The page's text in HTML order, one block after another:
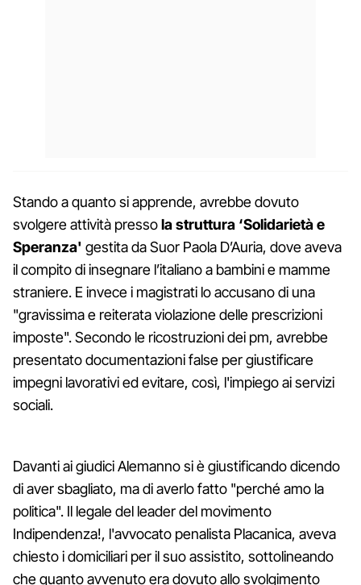
Stando a quanto si apprende, avrebbe dovuto
svolgere attività pressola struttura ‘Solidarietà e
Speranza' gestita da Suor Paola D’Auria, dove aveva
il compito di insegnare l’italiano a bambini e mamme
straniere. E invece i magistrati lo accusano di una
"gravissima e reiterata violazione delle prescrizioni
imposte". Secondo le ricostruzioni dei pm, avrebbe
presentato documentazioni false per giustificare
impegni lavorativi ed evitare, così, l'impiego ai servizi
sociali.
Davanti ai giudici Alemanno si è giustificando dicendo
di aver sbagliato, ma di averlo fatto "perché amo la
politica". Il legale del leader del movimento
Indipendenza!, l'avvocato penalista Placanica, aveva
chiesto i domiciliari per il suo assistito, sottolineando
che quanto avvenuto era dovuto allo svolgimento